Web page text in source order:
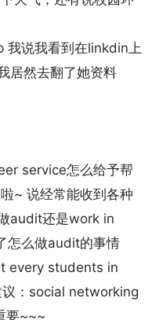
我说我看到在linkdin上
居然去翻了她资料
service怎么给予帮
~ 说经常能收到各种
audit还是work in
怎么做audit的事情
every students in
：social networking
要~~~